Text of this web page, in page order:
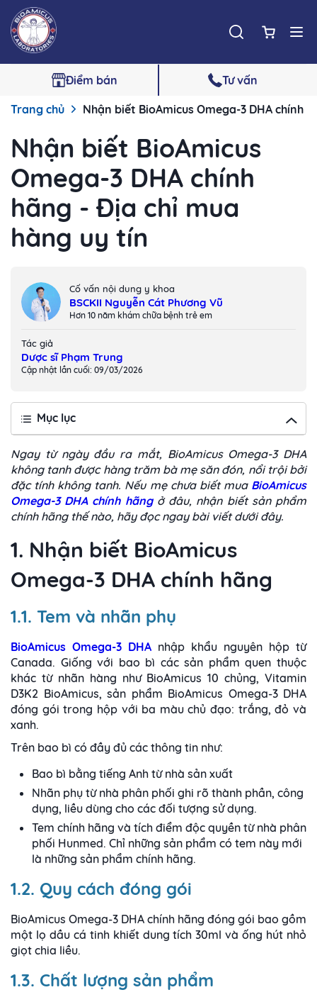
Điểm bán Tư vấn
Trang chủ Nhận biết BioAmicus Omega-3 DHA chính
Nhận biết BioAmicus
Omega-3 DHA chính
hãng - Địa chỉ mua
hàng uy tín
Cố vấn nội dung y khoa
BSCKII Nguyễn Cát Phương Vũ
Hơn 10 năm khám chữa bệnh trẻ em
Tác giả
Dược sĩ Phạm Trung
Cập nhật lần cuối: 09/03/2026
Mục lục
Ngay từ ngày đầu ra mắt, BioAmicus Omega-3 DHA
không tanh được hàng trăm bà mẹ săn đón, nổi trội bởi
đặc tính không tanh. Nếu mẹ chưa biết mua BioAmicus
Omega-3 DHA chính hãngở đâu, nhận biết sản phẩm
chính hãng thế nào, hãy đọc ngay bài viết dưới đây.
1. Nhận biết BioAmicus
Omega-3 DHA chính hãng
1.1. Tem và nhãn phụ
BioAmicus Omega-3 DHA nhập khẩu nguyên hộp từ
Canada. Giống với bao bì các sản phẩm quen thuộc
khác từ nhãn hàng như BioAmicus 10 chủng, Vitamin
D3K2 BioAmicus, sản phẩm BioAmicus Omega-3 DHA
đóng gói trong hộp với ba màu chủ đạo: trắng, đỏ và
xanh.
Trên bao bì có đầy đủ các thông tin như:
Bao bì bằng tiếng Anh từ nhà sản xuất
Nhãn phụ từ nhà phân phối ghi rõ thành phần, công
dụng, liều dùng cho các đối tượng sử dụng.
Tem chính hãng và tích điểm độc quyền từ nhà phân
phối Hunmed. Chỉ những sản phẩm có tem này mới
là những sản phẩm chính hãng.
1.2. Quy cách đóng gói
BioAmicus Omega-3 DHA chính hãng đóng gói bao gồm
một lọ dầu cá tinh khiết dung tích 30ml và ống hút nhỏ
giọt chia liều.
1.3. Chất lượng sản phẩm